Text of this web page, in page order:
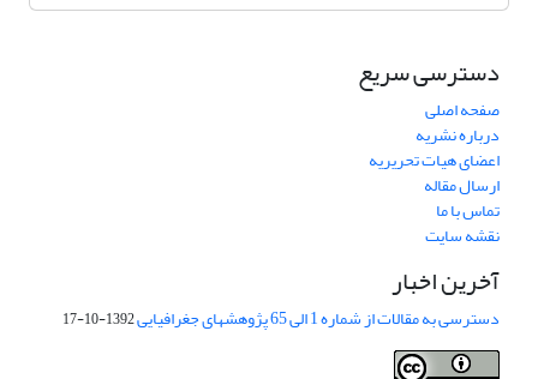
دسترسی سریع
صفحه اصلی
درباره نشریه
اعضای هیات تحریریه
ارسال مقاله
تماس با ما
نقشه سایت
آخرین اخبار
دسترسی به مقالات از شماره 1 الی 65 پژوهشهای جغرافیایی 1392-10-17